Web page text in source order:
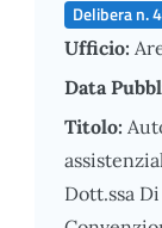
Delibera n.
Ufficio:
Data
Titolo:
Dott.ssa